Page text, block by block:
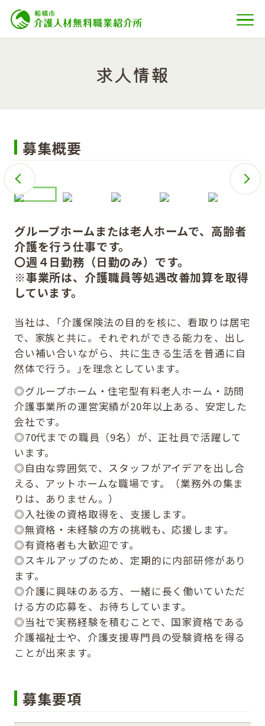
求人情報
募集概要
グループホームまたは老人ホームで、高齢者
介護を行う仕事です。
〇週４日勤務（日勤のみ）です。
※事業所は、介護職員等処遇改善加算を取得
しています。
当社は、｢介護保険法の目的を核に、看取りは居宅
で、家族と共に。それぞれができる能力を、出し
合い補い合いながら、共に生きる生活を普通に自
然体で行う。｣を理念としています。
◎グループホーム・住宅型有料老人ホーム・訪問
介護事業所の運営実績が20年以上ある、安定した
会社です。
◎70代までの職員（9名）が、正社員で活躍して
います。
◎自由な雰囲気で、スタッフがアイデアを出し合
える、アットホームな職場です。（業務外の集ま
りは、ありません。）
◎入社後の資格取得を、支援します。
◎無資格・未経験の方の挑戦も、応援します。
◎有資格者も大歓迎です。
◎スキルアップのため、定期的に内部研修があり
ます。
◎介護に興味のある方、一緒に長く働いていただ
ける方の応募を、お待ちしています。
◎当社で実務経験を積むことで、国家資格である
介護福祉士や、介護支援専門員の受験資格を得る
ことが出来ます。
募集要項